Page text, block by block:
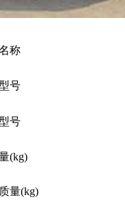
称
号
号
(kg)
量(kg)